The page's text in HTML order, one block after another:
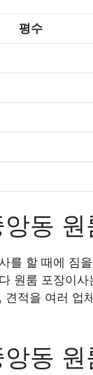
평수
동
를 할 때에 짐
원룸 포장이
견적을 여러 업
동